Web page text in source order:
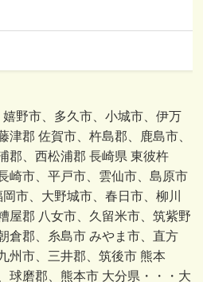
野市、多久市、小城市、伊万
津郡 佐賀市、杵島郡、鹿島市、
郡、西松浦郡 長崎県 東彼杵
崎市、平戸市、雲仙市、島原市
市、大野城市、春日市、柳川
屋郡 八女市、久留米市、筑紫野
倉郡、糸島市 みやま市、直方
州市、三井郡、筑後市 熊本
球磨郡、熊本市 大分県・・・大